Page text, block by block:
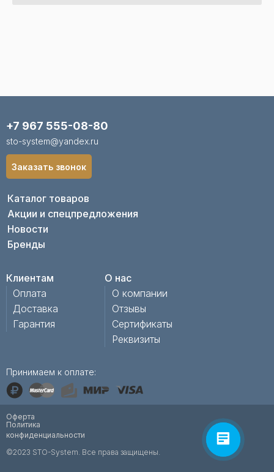
Каталог товаров
Акции и спецпредложения
Новости
Бренды
Клиентам
Оплата
Доставка
Гарантия
О нас
О компании
Отзывы
Сертификаты
Реквизиты
+7 967 555-08-80
sto-system@yandex.ru
Принимаем к оплате:
Заказать звонок
©2023 STO-System. Все права защищены.
Политика
конфиденциальности
Оферта